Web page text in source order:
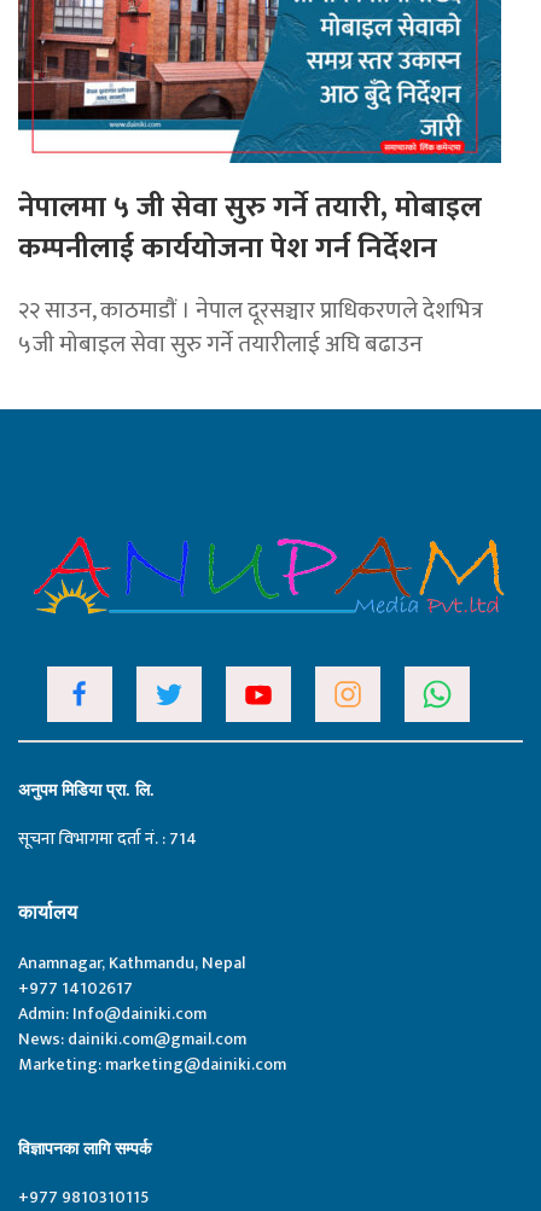
नेपालमा ५ जी सेवा सुरु गर्ने तयारी, मोबाइल
कम्पनीलाई कार्ययोजना पेश गर्न निर्देशन
२२ साउन, काठमाडाैं । नेपाल दूरसञ्चार प्राधिकरणले देशभित्र
५जी मोबाइल सेवा सुरु गर्ने तयारीलाई अघि बढाउन
अनुपम मिडिया प्रा. लि.
सूचना विभागमा दर्ता नं. : 714
कार्यालय
Anamnagar, Kathmandu, Nepal
+977 14102617
Admin:Info@dainiki.com
News:dainiki.com@gmail.com
Marketing:marketing@dainiki.com
विज्ञापनका लागि सम्पर्क
+977 9810310115